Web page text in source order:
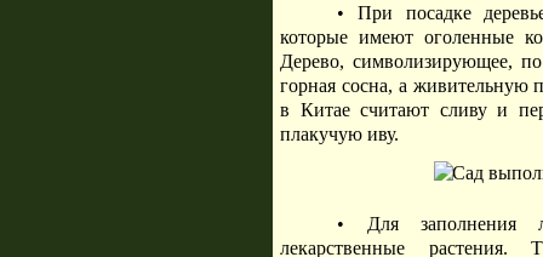
• При посадке
которые имеют оголенные
Дерево, символизирующее,
горная сосна, а живительную
в Китае считают сливу и
плакучую иву.
• Для заполнения
лекарственные